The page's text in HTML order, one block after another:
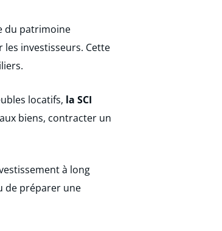
du patrimoine
investisseurs. Cette
locatifs, la SCI
biens, contracter un
à long
de préparer une